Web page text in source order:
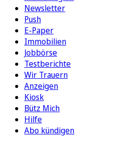
Newsletter
Push
E-Paper
Immobilien
Jobbörse
Testberichte
Wir Trauern
Anzeigen
Kiosk
Bütz Mich
Hilfe
Abo kündigen